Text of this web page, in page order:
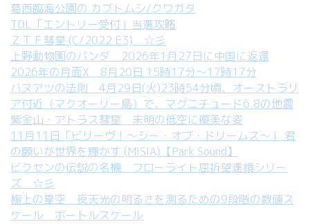
葛西臨海公園の カブトムシ/クワガタ
TDL「エントリー受付」当選攻略
ＺＴＦ彗星 (C/2022 E3) ☆彡
上野動物園のパンダ 2026年1月27日に中国に返還
2026年の月面X 8月20日 15時17分～17時17分
バヌアツの法則 4月29日(火)23時54分頃、オーストラリ
ア付近（マクオーリー島）で、マグニチュード6.8の地震
紫金山・アトラス彗星 未明の低空に優美な姿
11月11日「ビリーヴ！～シー・オブ・ドリームス～」 君
の願いが世界を輝かす (MISIA)【Park Sound】
ビクセンの伝説の名機 フローライト屈折望遠鏡シリー
ズ ☆彡
極上の星空 夜天光の明るさを測るための9段階の数値ス
ケール ボートルスケール